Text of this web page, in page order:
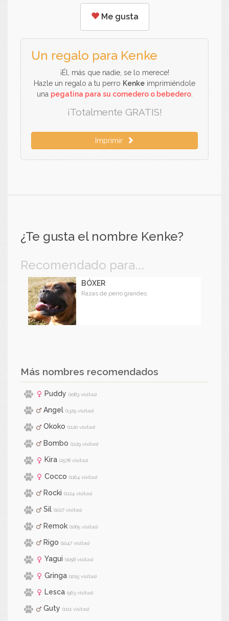
Me gusta
Un regalo para Kenke
¡Él, más que nadie, se lo merece!
Hazle un regalo a tu perro Kenke imprimiéndole
una pegatina para su comedero o bebedero.
¡Totalmente GRATIS!
Imprimir
¿Te gusta el nombre Kenke?
Recomendado para...
BÓXER
Razas de perro grandes
Más nombres recomendados
Puddy (1083 visitas)
Angel (1329 visitas)
Okoko (1120 visitas)
Bombo (1129 visitas)
Kira (2578 visitas)
Cocco (1164 visitas)
Rocki (1124 visitas)
Sil (1027 visitas)
Remok (1065 visitas)
Rigo (1047 visitas)
Yagui (1058 visitas)
Gringa (1015 visitas)
Lesca (963 visitas)
Guty (1111 visitas)